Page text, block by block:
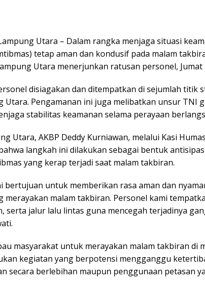
Utara – Dalam rangka menjaga situasi
tetap aman dan kondusif pada malam
Utara menerjunkan ratusan personel, Jumat
disiagakan dan ditempatkan di sejumlah titik
Utara. Pengamanan ini juga melibatkan unsur TNI
stabilitas keamanan selama perayaan
Utara, AKBP Deddy Kurniawan, melalui Kasi
langkah ini dilakukan sebagai bentuk
yang kerap terjadi saat malam takbiran.
bertujuan untuk memberikan rasa aman dan
merayakan malam takbiran. Personel kami
serta jalur lalu lintas guna mencegah terjadinya
masyarakat untuk merayakan malam takbiran di
kegiatan yang berpotensi mengganggu
secara berlebihan maupun penggunaan petasan